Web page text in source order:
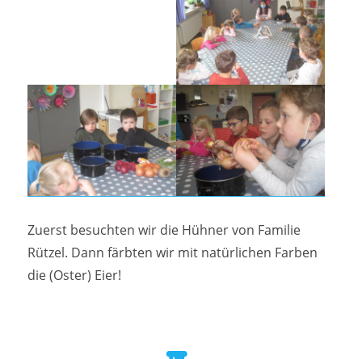
Zuerst besuchten wir die Hühner von Familie
Rützel. Dann färbten wir mit natürlichen Farben
die (Oster) Eier!